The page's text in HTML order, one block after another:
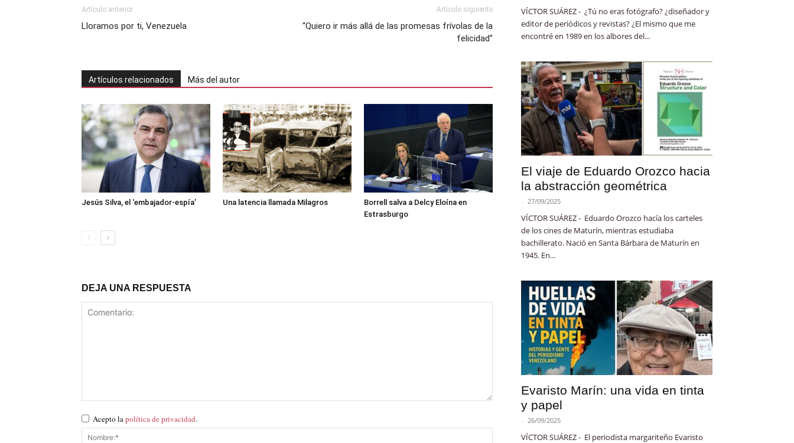
Artículo anterior
Lloramos por ti, Venezuela
Artículo siguiente
“Quiero ir más allá de las promesas frívolas de la
felicidad”
Artículos relacionados Más del autor
Jesús Silva, el ‘embajador-espía’ Una latencia llamada Milagros
Borrell salva a Delcy Eloína en
Estrasburgo
DEJA UNA RESPUESTA
Acepto lapolítica de privacidad.
VÍCTOR SUÁREZ - ¿Tú no eras fotógrafo? ¿diseñador y
editor de periódicos y revistas? ¿El mismo que me
encontré en 1989 en los albores del...
El viaje de Eduardo Orozco hacia
la abstracción geométrica
- 27/09/2025
VÍCTOR SUÁREZ - Eduardo Orozco hacía los carteles
de los cines de Maturín, mientras estudiaba
bachillerato. Nació en Santa Bárbara de Maturín en
1945. En...
Evaristo Marín: una vida en tinta
y papel
- 26/09/2025
VÍCTOR SUÁREZ - El periodista margariteño Evaristo